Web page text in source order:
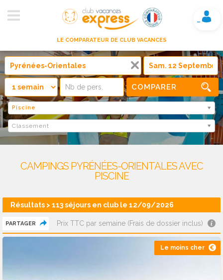
LE COMPARATEUR DE CLUB VACANCES
Mon compte
COMPARER
Piscine
Classement
CAMPINGS PYRÉNÉES-ORIENTALES AVEC
PISCINE
Résultats > 113 séjours en club le 12/09/2026
PARTAGER Prix TTC par semaine (Frais de dossier inclus)
Le moins cher